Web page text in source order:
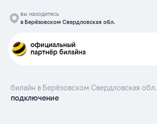
вы находитесь
в Берёзовском Свердловская обл.
билайн в Берёзовском Свердловская обл.
подключение